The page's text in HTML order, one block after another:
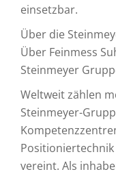
einsetzbar.
Über die
Über Feinmess
Steinmeyer
Weltweit zählen
Steinmeyer-
vereint. Als